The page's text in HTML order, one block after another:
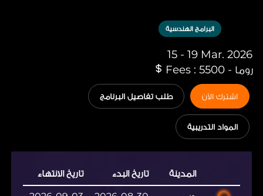
البرامج الهندسية
15 - 19 Mar. 2026
روما - Fees : 5500
اشترك الآن طلب تفاصيل البرنامج
المواد التدريبية
المدينة تاريخ البدء تاريخ الانتهاء